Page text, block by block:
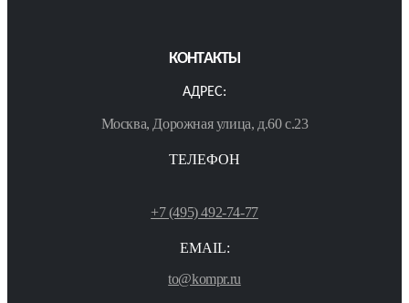
КОНТАКТЫ
АДРЕС:
Москва, Дорожная улица, д.60 с.23
ТЕЛЕФОН
+7 (495) 492-74-77
EMAIL:
to@kompr.ru